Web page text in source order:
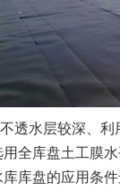
透水层较深、利
全库盘土工膜
库盘的应用条